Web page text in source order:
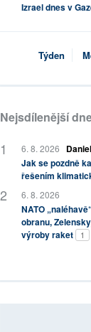
Izrael dnes v
Týden
Nejsdílenější
6. 8. 2026
Jak se pozdně
řešením
6. 8. 2026
NATO
obranu,
výroby raket
1